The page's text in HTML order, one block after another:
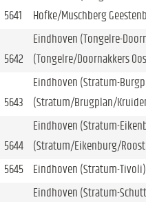
5641
Hofke/Muschberg
5642
Eindhoven (Tongelre-
(Tongelre/Doornakkers
5643
Eindhoven (Stratum-
(Stratum/Brugplan/
5644
Eindhoven (Stratum-
(Stratum/Eikenburg/
5645
Eindhoven (Stratum-
Eindhoven (Stratum-